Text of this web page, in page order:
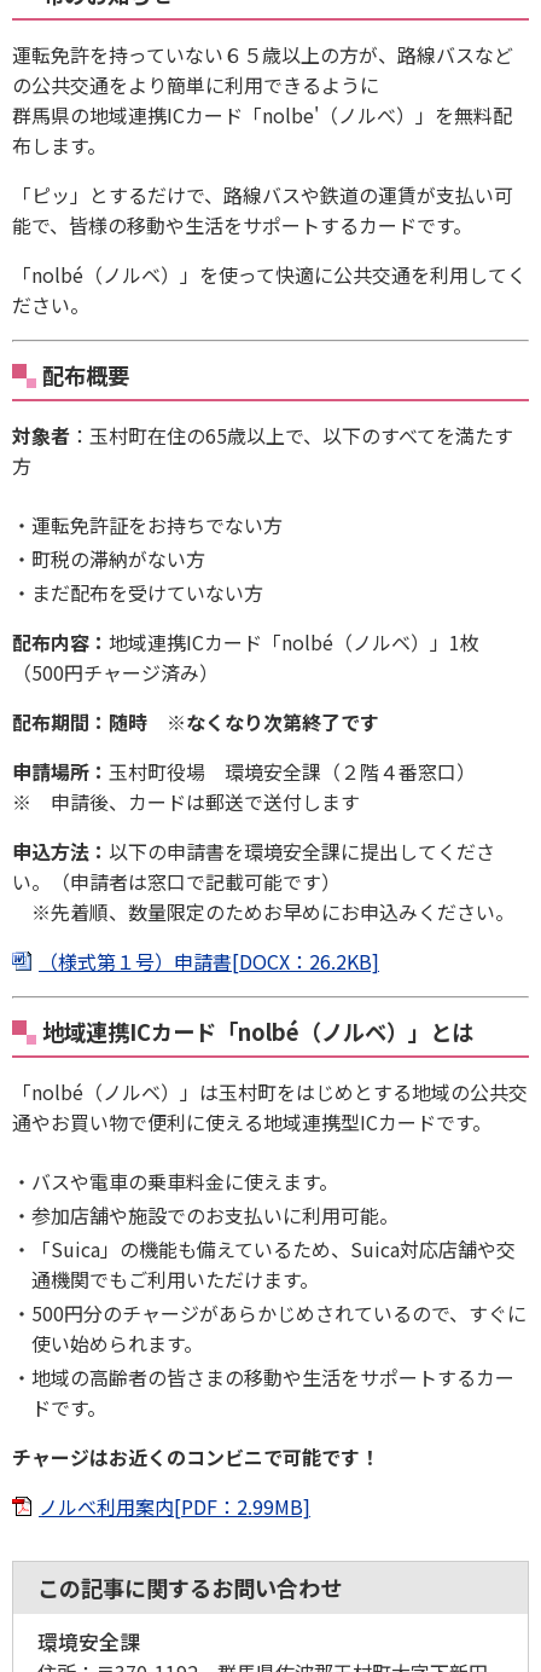
運転免許を持っていない６５歳以上の方が、路線バスなど
の公共交通をより簡単に利用できるように
群馬県の地域連携ICカード「nolbe'（ノルべ）」を無料配
布します。
「ピッ」とするだけで、路線バスや鉄道の運賃が支払い可
能で、皆様の移動や生活をサポートするカードです。
「nolbé（ノルベ）」を使って快適に公共交通を利用してく
ださい。
配布概要
対象者 ：玉村町在住の65歳以上で、以下のすべてを満たす
方
運転免許証をお持ちでない方
町税の滞納がない方
まだ配布を受けていない方
配布内容： 地域連携ICカード「nolbé（ノルベ）」1枚
（500円チャージ済み）
配布期間：随時 ※なくなり次第終了です
申請場所： 玉村町役場 環境安全課（２階４番窓口）
※ 申請後、カードは郵送で送付します
申込方法： 以下の申請書を環境安全課に提出してくださ
い。（申請者は窓口で記載可能です）
※先着順、数量限定のためお早めにお申込みください。
（様式第１号）申請書[DOCX：26.2KB]
地域連携ICカード「nolbé（ノルベ）」とは
「nolbé（ノルベ）」は玉村町をはじめとする地域の公共交
通やお買い物で便利に使える地域連携型ICカードです。
バスや電車の乗車料金に使えます。
参加店舗や施設でのお支払いに利用可能。
「Suica」の機能も備えているため、Suica対応店舗や交
通機関でもご利用いただけます。
500円分のチャージがあらかじめされているので、すぐに
使い始められます。
地域の高齢者の皆さまの移動や生活をサポートするカー
ドです。
チャージはお近くのコンビニで可能です！
ノルべ利用案内[PDF：2.99MB]
この記事に関するお問い合わせ
環境安全課